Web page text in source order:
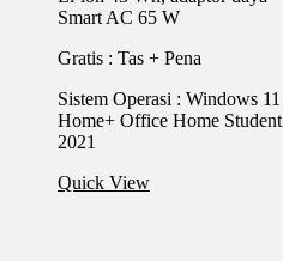
Smart AC 65 ​​W
Gratis : Tas + Pena
Sistem Operasi : Windows 11
Home+ Office Home Student
2021
Quick View